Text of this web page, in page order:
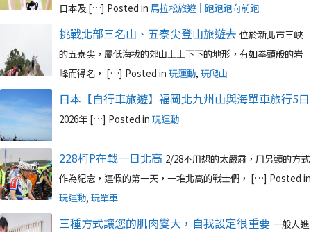
日本及 […] Posted in 馬拉松旅遊｜跑跑跑向前跑
挑戰北部三名山、五寮尖登山旅遊去 位於新北市三峽
的五寮尖，屬低海拔的郊山上上下下的地形，有如拳頭般的岩
峰而得名， […] Posted in 玩運動, 玩爬山
日本【自行車旅遊】福岡北九州山與海單車旅行5日
2026年 […] Posted in 玩運動
228柯P在戰一日北高 2/28不用想的太嚴肅，用另類的方式
作為紀念，連假的第一天，一堆北高的戰士們， […] Posted in
玩運動, 玩單車
三種方式讓您的肌肉變大，自我設定很重要 一般人進